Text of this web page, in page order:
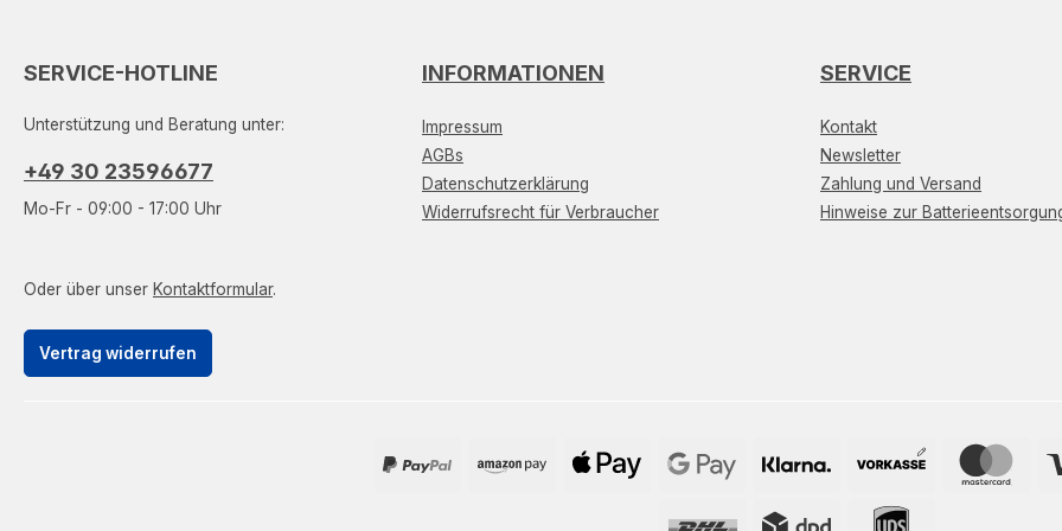
SERVICE-HOTLINE
Unterstützung und Beratung unter:
+49 30 23596677
Mo-Fr - 09:00 - 17:00 Uhr
Oder über unser Kontaktformular.
Vertrag widerrufen
INFORMATIONEN
Impressum
AGBs
Datenschutzerklärung
Widerrufsrecht für Verbraucher
SERVICE
Kontakt
Newsletter
Zahlung und Versand
Hinweise zur